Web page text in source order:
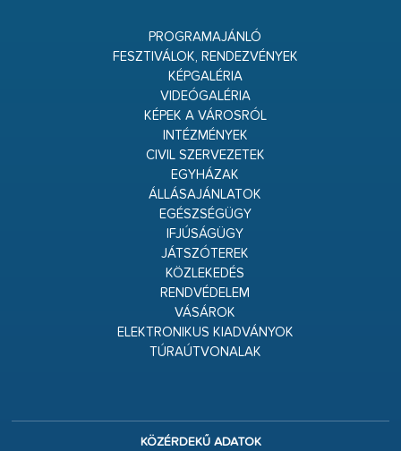
PROGRAMAJÁNLÓ
FESZTIVÁLOK, RENDEZVÉNYEK
KÉPGALÉRIA
VIDEÓGALÉRIA
KÉPEK A VÁROSRÓL
INTÉZMÉNYEK
CIVIL SZERVEZETEK
EGYHÁZAK
ÁLLÁSAJÁNLATOK
EGÉSZSÉGÜGY
IFJÚSÁGÜGY
JÁTSZÓTEREK
KÖZLEKEDÉS
RENDVÉDELEM
VÁSÁROK
ELEKTRONIKUS KIADVÁNYOK
TÚRAÚTVONALAK
KÖZÉRDEKŰ ADATOK